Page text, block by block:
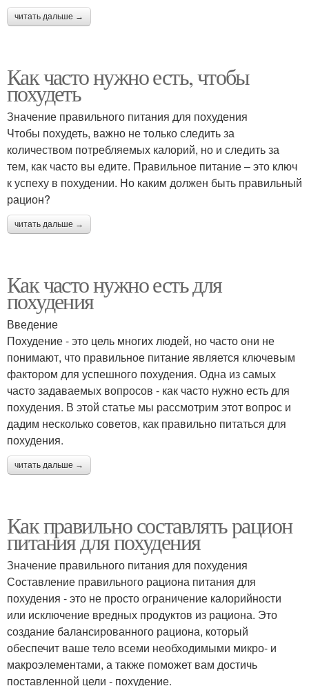
читать дальше →
Как часто нужно есть, чтобы
похудеть
Значение правильного питания для похудения
Чтобы похудеть, важно не только следить за
количеством потребляемых калорий, но и следить за
тем, как часто вы едите. Правильное питание – это ключ
к успеху в похудении. Но каким должен быть правильный
рацион?
читать дальше →
Как часто нужно есть для
похудения
Введение
Похудение - это цель многих людей, но часто они не
понимают, что правильное питание является ключевым
фактором для успешного похудения. Одна из самых
часто задаваемых вопросов - как часто нужно есть для
похудения. В этой статье мы рассмотрим этот вопрос и
дадим несколько советов, как правильно питаться для
похудения.
читать дальше →
Как правильно составлять рацион
питания для похудения
Значение правильного питания для похудения
Составление правильного рациона питания для
похудения - это не просто ограничение калорийности
или исключение вредных продуктов из рациона. Это
создание балансированного рациона, который
обеспечит ваше тело всеми необходимыми микро- и
макроэлементами, а также поможет вам достичь
поставленной цели - похудение.